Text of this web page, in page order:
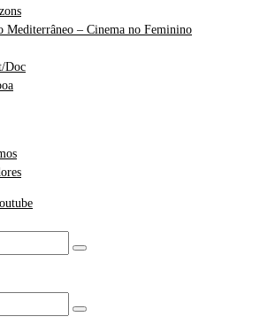
Mediterrâneo – Cinema no Feminino
Doc